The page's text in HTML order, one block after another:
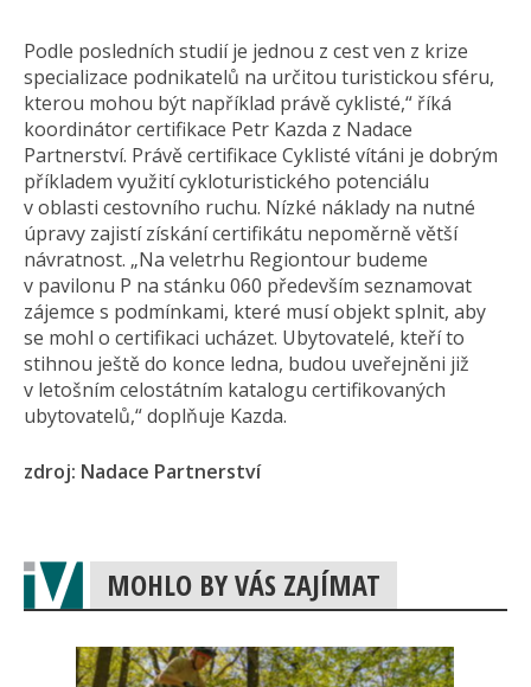
Podle posledních studií je jednou z cest ven z krize
specializace podnikatelů na určitou turistickou sféru,
kterou mohou být například právě cyklisté,“ říká
koordinátor certifikace Petr Kazda z Nadace
Partnerství. Právě certifikace Cyklisté vítáni je dobrým
příkladem využití cykloturistického potenciálu
v oblasti cestovního ruchu. Nízké náklady na nutné
úpravy zajistí získání certifikátu nepoměrně větší
návratnost. „Na veletrhu Regiontour budeme
v pavilonu P na stánku 060 především seznamovat
zájemce s podmínkami, které musí objekt splnit, aby
se mohl o certifikaci ucházet. Ubytovatelé, kteří to
stihnou ještě do konce ledna, budou uveřejněni již
v letošním celostátním katalogu certifikovaných
ubytovatelů,“ doplňuje Kazda.
zdroj: Nadace Partnerství
MOHLO BY VÁS ZAJÍMAT